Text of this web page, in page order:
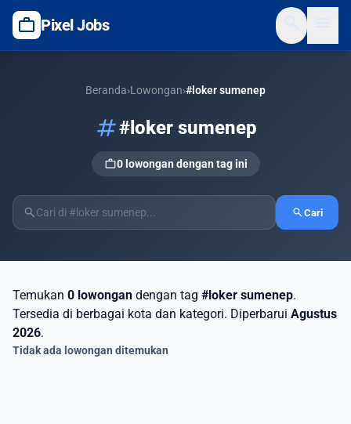
work Pixel Jobs
Beranda›Lowongan›#loker sumenep
tag#loker sumenep
work0 lowongan dengan tag ini
search searchCari
Temukan 0 lowongan dengan tag #loker sumenep.
Tersedia di berbagai kota dan kategori. Diperbarui Agustus
2026.
Tidak ada lowongan ditemukan